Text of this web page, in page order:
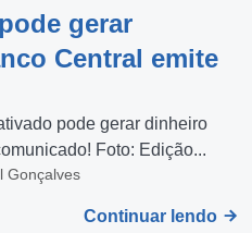
gerar
Central emite
pode gerar dinheiro
Foto: Edição...
Gonçalves
Continuar lendo